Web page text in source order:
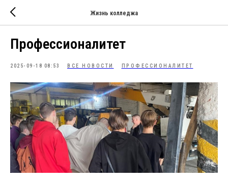
Жизнь колледжа
Профессионалитет
2025-09-18 08:53 ВСЕ НОВОСТИ ПРОФЕССИОНАЛИТЕТ